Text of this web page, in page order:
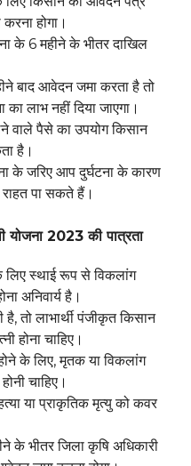
होगा।
के 6 महीने के भीतर दाखिल
बाद आवेदन जमा करता है तो
लाभ नहीं दिया जाएगा।
वाले पैसे का उपयोग किसान
है।
के जरिए आप दुर्घटना के कारण
राहत पा सकते हैं।
योजना 2023 की पात्रता
लिए स्थाई रूप से विकलांग
अनिवार्य है।
है, तो लाभार्थी पंजीकृत किसान
होना चाहिए।
के लिए, मृतक या विकलांग
चाहिए।
या प्राकृतिक मृत्यु को कवर
के भीतर जिला कृषि अधिकारी